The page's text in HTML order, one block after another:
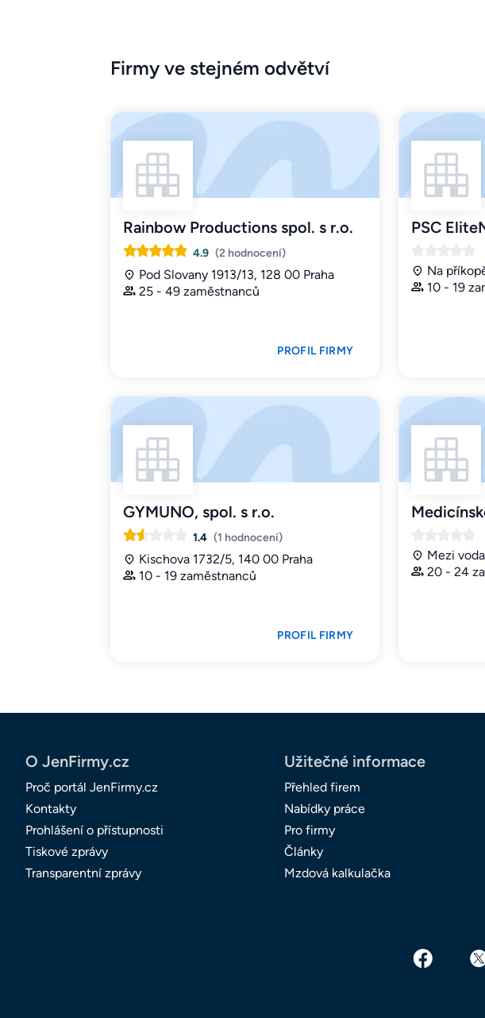
Firmy ve stejném odvětví
Rainbow Productions spol. s r.o.
4.9 (2 hodnocení)
Pod Slovany 1913/13, 128 00 Praha
25 - 49 zaměstnanců
PROFIL FIRMY
PSC
Na
10 - 19
GYMUNO, spol. s r.o.
1.4 (1 hodnocení)
Kischova 1732/5, 140 00 Praha
10 - 19 zaměstnanců
PROFIL FIRMY
Mezi
20 - 24
O JenFirmy.cz
Proč portál JenFirmy.cz
Kontakty
Prohlášení o přístupnosti
Tiskové zprávy
Transparentní zprávy
Užitečné informace
Přehled firem
Nabídky práce
Pro firmy
Články
Mzdová kalkulačka